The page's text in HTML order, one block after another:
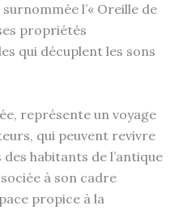
l’« Oreille de
propriétés
qui décuplent les sons
représente un voyage
qui peuvent revivre
habitants de l’antique
à son cadre
propice à la